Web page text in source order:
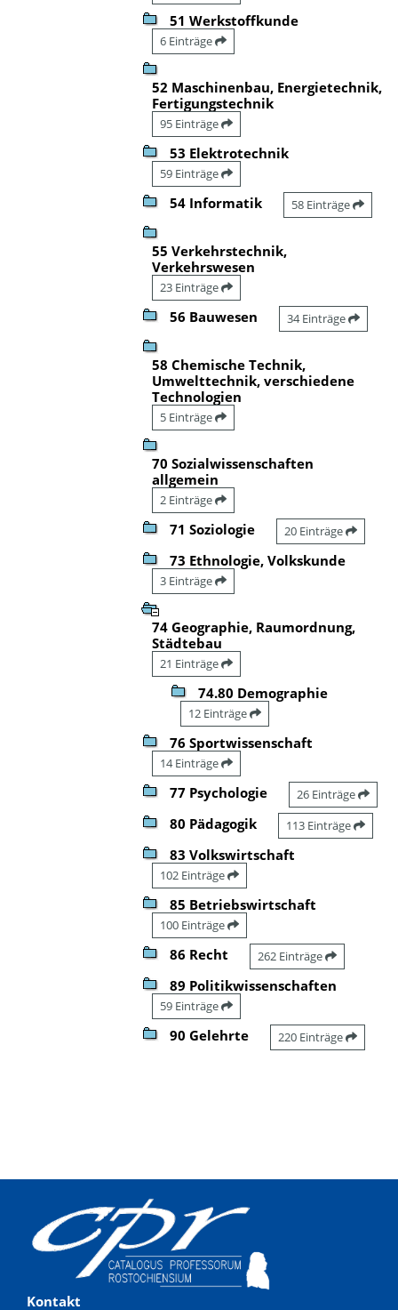
51 Werkstoffkunde
6 Einträge
52 Maschinenbau, Energietechnik,
Fertigungstechnik
95 Einträge
53 Elektrotechnik
59 Einträge
54 Informatik 58 Einträge
55 Verkehrstechnik,
Verkehrswesen
23 Einträge
56 Bauwesen 34 Einträge
58 Chemische Technik,
Umwelttechnik, verschiedene
Technologien
5 Einträge
70 Sozialwissenschaften
allgemein
2 Einträge
71 Soziologie 20 Einträge
73 Ethnologie, Volkskunde
3 Einträge
74 Geographie, Raumordnung,
Städtebau
21 Einträge
74.80 Demographie
12 Einträge
76 Sportwissenschaft
14 Einträge
77 Psychologie 26 Einträge
80 Pädagogik 113 Einträge
83 Volkswirtschaft
102 Einträge
85 Betriebswirtschaft
100 Einträge
86 Recht 262 Einträge
89 Politikwissenschaften
59 Einträge
90 Gelehrte 220 Einträge
Kontakt